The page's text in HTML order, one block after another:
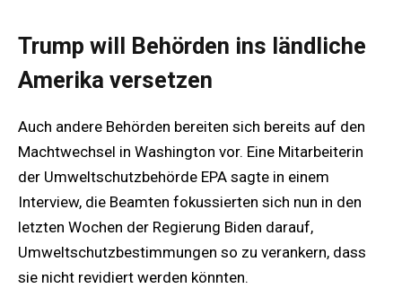
Trump will Behörden ins ländliche
Amerika versetzen
Auch andere Behörden bereiten sich bereits auf den
Machtwechsel in Washington vor. Eine Mitarbeiterin
der Umweltschutzbehörde EPA sagte in einem
Interview, die Beamten fokussierten sich nun in den
letzten Wochen der Regierung Biden darauf,
Umweltschutzbestimmungen so zu verankern, dass
sie nicht revidiert werden könnten.